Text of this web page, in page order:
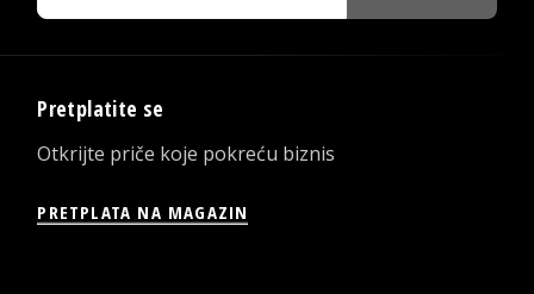
Pretplatite se
Otkrijte priče koje pokreću biznis
PRETPLATA NA MAGAZIN